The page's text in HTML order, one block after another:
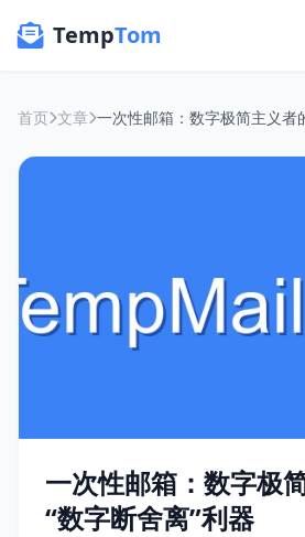
TempTom
首页 文章 一次性邮箱：数字极简主义者
一次性邮箱：数字极
“数字断舍离”利器